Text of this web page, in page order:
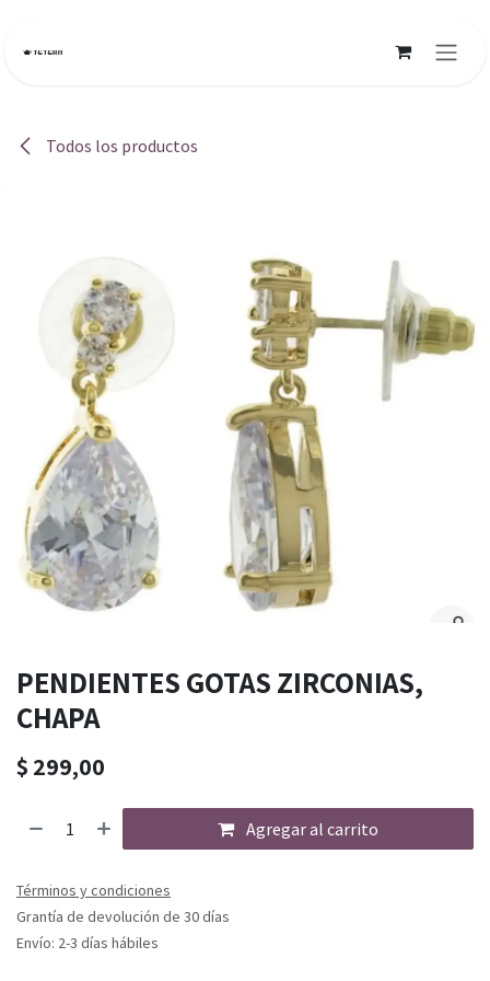
Todos los productos
PENDIENTES GOTAS ZIRCONIAS,
CHAPA
$ 299,00
Agregar al carrito
Términos y condiciones
Grantía de devolución de 30 días
Envío: 2-3 días hábiles